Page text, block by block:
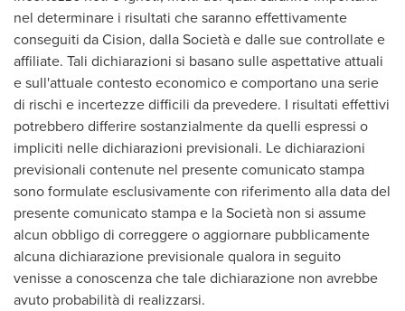
nel determinare i risultati che saranno effettivamente
conseguiti da Cision, dalla Società e dalle sue controllate e
affiliate. Tali dichiarazioni si basano sulle aspettative attuali
e sull'attuale contesto economico e comportano una serie
di rischi e incertezze difficili da prevedere. I risultati effettivi
potrebbero differire sostanzialmente da quelli espressi o
impliciti nelle dichiarazioni previsionali. Le dichiarazioni
previsionali contenute nel presente comunicato stampa
sono formulate esclusivamente con riferimento alla data del
presente comunicato stampa e la Società non si assume
alcun obbligo di correggere o aggiornare pubblicamente
alcuna dichiarazione previsionale qualora in seguito
venisse a conoscenza che tale dichiarazione non avrebbe
avuto probabilità di realizzarsi.